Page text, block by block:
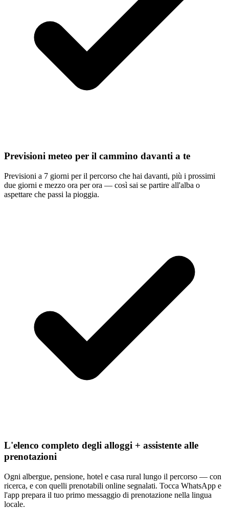
Previsioni meteo per il cammino davanti a te
Previsioni a 7 giorni per il percorso che hai davanti, più i prossimi
due giorni e mezzo ora per ora — così sai se partire all'alba o
aspettare che passi la pioggia.
L'elenco completo degli alloggi + assistente alle
prenotazioni
Ogni albergue, pensione, hotel e casa rural lungo il percorso — con
ricerca, e con quelli prenotabili online segnalati. Tocca WhatsApp e
l'app prepara il tuo primo messaggio di prenotazione nella lingua
locale.